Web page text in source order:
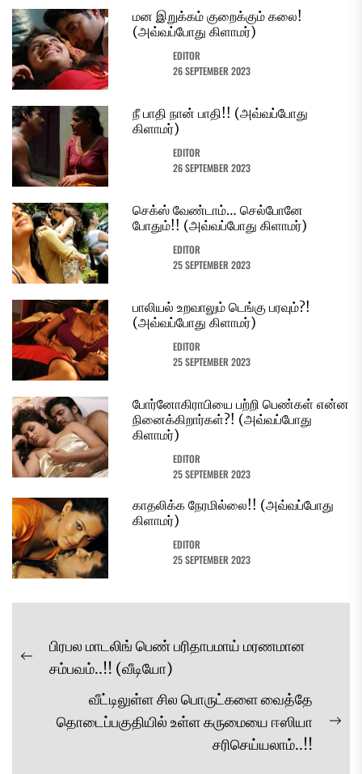
மன இறுக்கம் குறைக்கும் கலை!
(அவ்வப்போது கிளாமர்)
EDITOR
26 SEPTEMBER 2023
நீ பாதி நான் பாதி!! (அவ்வப்போது
கிளாமர்)
EDITOR
26 SEPTEMBER 2023
செக்ஸ் வேண்டாம்… செல்போனே
போதும்!! (அவ்வப்போது கிளாமர்)
EDITOR
25 SEPTEMBER 2023
பாலியல் உறவாலும் டெங்கு பரவும்?!
(அவ்வப்போது கிளாமர்)
EDITOR
25 SEPTEMBER 2023
போர்னோகிராபியை பற்றி பெண்கள் என்ன
நினைக்கிறார்கள்?! (அவ்வப்போது
கிளாமர்)
EDITOR
25 SEPTEMBER 2023
காதலிக்க நேரமில்லை!! (அவ்வப்போது
கிளாமர்)
EDITOR
25 SEPTEMBER 2023
Post
navigation
Previous
பிரபல மாடலிங் பெண் பரிதாபமாய் மரணமான
சம்பவம்..!! (வீடியோ)
வீட்டிலுள்ள சில பொருட்களை வைத்தே
தொடைப்பகுதியில் உள்ள கருமையை ஈஸியா
சரிசெய்யலாம்..!!